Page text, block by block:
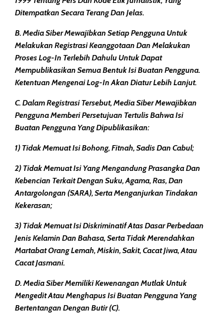
Ditempatkan Secara Terang Dan Jelas.
B. Media Siber Mewajibkan Setiap Pengguna Untuk
Melakukan Registrasi Keanggotaan Dan Melakukan
Proses Log-In Terlebih Dahulu Untuk Dapat
Mempublikasikan Semua Bentuk Isi Buatan Pengguna.
Ketentuan Mengenai Log-In Akan Diatur Lebih Lanjut.
C. Dalam Registrasi Tersebut, Media Siber Mewajibkan
Pengguna Memberi Persetujuan Tertulis Bahwa Isi
Buatan Pengguna Yang Dipublikasikan:
1) Tidak Memuat Isi Bohong, Fitnah, Sadis Dan Cabul;
2) Tidak Memuat Isi Yang Mengandung Prasangka Dan
Kebencian Terkait Dengan Suku, Agama, Ras, Dan
Antargolongan (SARA), Serta Menganjurkan Tindakan
Kekerasan;
3) Tidak Memuat Isi Diskriminatif Atas Dasar Perbedaan
Jenis Kelamin Dan Bahasa, Serta Tidak Merendahkan
Martabat Orang Lemah, Miskin, Sakit, Cacat Jiwa, Atau
Cacat Jasmani.
D. Media Siber Memiliki Kewenangan Mutlak Untuk
Mengedit Atau Menghapus Isi Buatan Pengguna Yang
Bertentangan Dengan Butir (c).